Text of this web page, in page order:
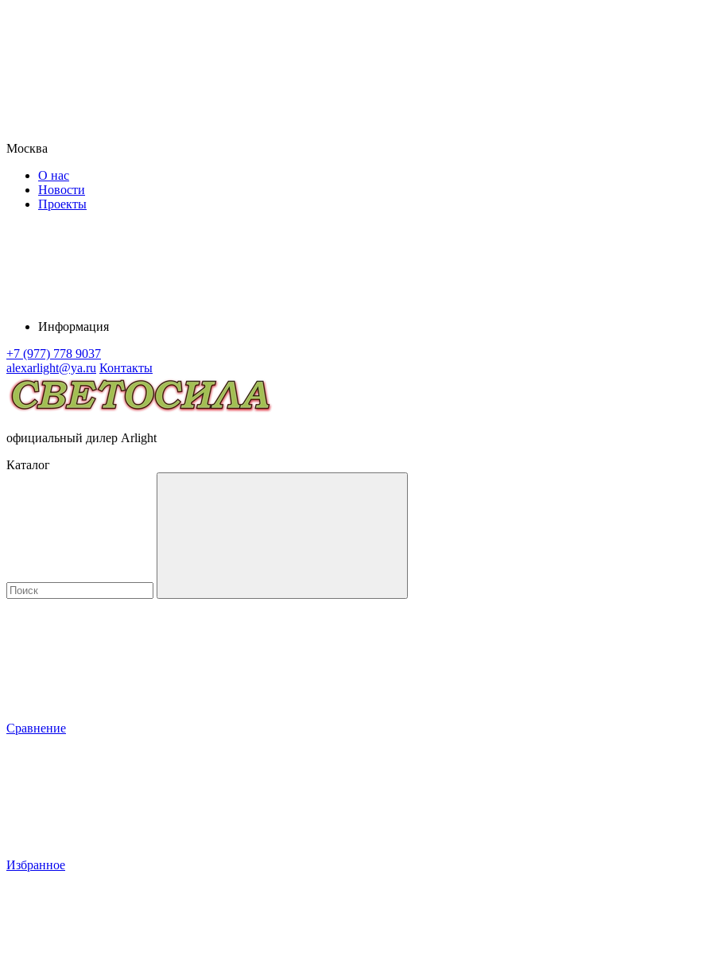
Москва
О нас
Новости
Проекты
Информация
+7 (977) 778 9037
alexarlight@ya.ru Контакты
официальный дилер Arlight
Каталог
Сравнение
Избранное